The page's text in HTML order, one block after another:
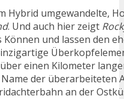
Hybrid umgewandelte,
. Und auch hier zeigt
und lassen den
einen Kilometer
der überarbeiteten
an der